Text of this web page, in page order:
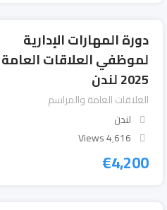
دورة المهارات الإدارية
لموظفي العلاقات العامة
2025 لندن
العلاقات العامة والمراسم
لندن
4٬616 Views
€4,200